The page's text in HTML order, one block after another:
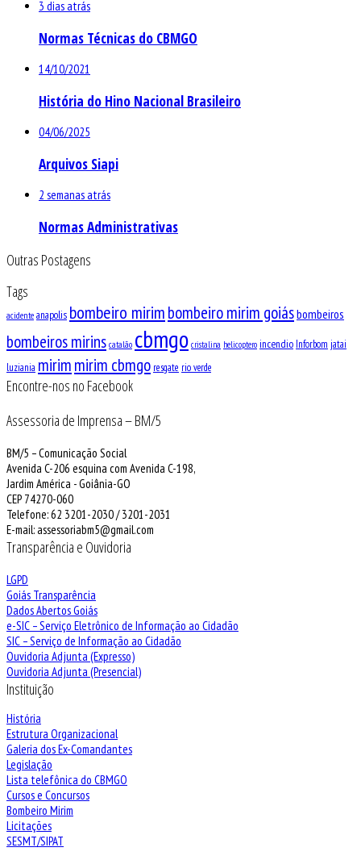
3 dias atrás
Normas Técnicas do CBMGO
14/10/2021
História do Hino Nacional Brasileiro
04/06/2025
Arquivos Siapi
2 semanas atrás
Normas Administrativas
Outras Postagens
Tags
acidente anapolis bombeiro mirimbombeiro mirim goiásbombeiros
bombeiros mirins catalão cbmgo cristalina helicoptero incendio Inforbom jatai
luziania mirimmirim cbmgo resgate rio verde
Encontre-nos no Facebook
Assessoria de Imprensa – BM/5
BM/5 – Comunicação Social
Avenida C-206 esquina com Avenida C-198,
Jardim América - Goiânia-GO
CEP 74270-060
Telefone: 62 3201-2030 / 3201-2031
E-mail: assessoriabm5@gmail.com
Transparência e Ouvidoria
LGPD
Goiás Transparência
Dados Abertos Goiás
e-SIC – Serviço Eletrônico de Informação ao Cidadão
SIC – Serviço de Informação ao Cidadão
Ouvidoria Adjunta (Expresso)
Ouvidoria Adjunta (Presencial)
Instituição
História
Estrutura Organizacional
Galeria dos Ex-Comandantes
Legislação
Lista telefônica do CBMGO
Cursos e Concursos
Bombeiro Mirim
Licitações
SESMT/SIPAT